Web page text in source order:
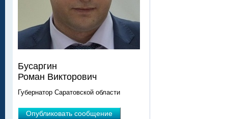
Бусаргин
Роман Викторович
Губернатор Саратовской области
Опубликовать сообщение